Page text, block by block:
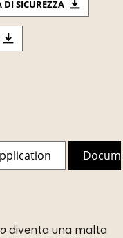
DI SICUREZZA
diventa una malta